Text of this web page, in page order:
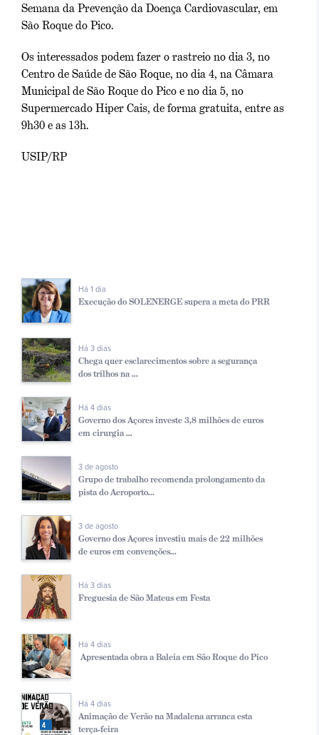
Semana da Prevenção da Doença Cardiovascular, em
São Roque do Pico.
Os interessados podem fazer o rastreio no dia 3, no
Centro de Saúde de São Roque, no dia 4, na Câmara
Municipal de São Roque do Pico e no dia 5, no
Supermercado Hiper Cais, de forma gratuita, entre as
9h30 e as 13h.
USIP/RP
Há 1 dia
Execução do SOLENERGE supera a meta do PRR
Há 3 dias
Chega quer esclarecimentos sobre a segurança
dos trilhos na ...
Há 4 dias
Governo dos Açores investe 3,8 milhões de euros
em cirurgia ...
3 de agosto
Grupo de trabalho recomenda prolongamento da
pista do Aeroporto...
3 de agosto
Governo dos Açores investiu mais de 22 milhões
de euros em convenções...
Há 3 dias
Freguesia de São Mateus em Festa
Há 4 dias
Apresentada obra a Baleia em São Roque do Pico
Há 4 dias
Animação de Verão na Madalena arranca esta
terça-feira